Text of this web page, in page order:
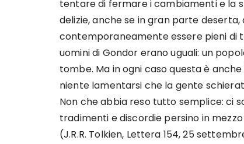
tentare di fermare i cambiamenti e la
delizie, anche se in gran parte deserta,
contemporaneamente essere pieni di
uomini di Gondor erano uguali: un
tombe. Ma in ogni caso questa è
niente lamentarsi che la gente
Non che abbia reso tutto semplice: ci
tradimenti e discordie persino in mezzo
(J.R.R. Tolkien, Lettera 154, 25